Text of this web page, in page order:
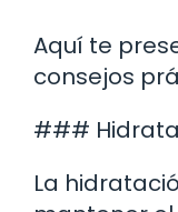
Aquí te
consejos
###
La